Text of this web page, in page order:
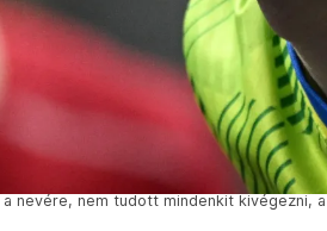
nevére, nem tudott mindenkit kivégezni,